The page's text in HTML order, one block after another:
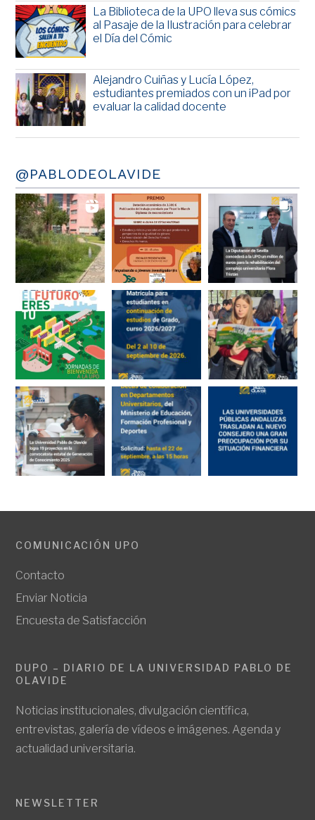
La Biblioteca de la UPO lleva sus cómics
al Pasaje de la Ilustración para celebrar
el Día del Cómic
Alejandro Cuiñas y Lucía López,
estudiantes premiados con un iPad por
evaluar la calidad docente
@PABLODEOLAVIDE
COMUNICACIÓN UPO
Contacto
Enviar Noticia
Encuesta de Satisfacción
DUPO – DIARIO DE LA UNIVERSIDAD PABLO DE
OLAVIDE
Noticias institucionales, divulgación científica,
entrevistas, galería de vídeos e imágenes. Agenda y
actualidad universitaria.
NEWSLETTER